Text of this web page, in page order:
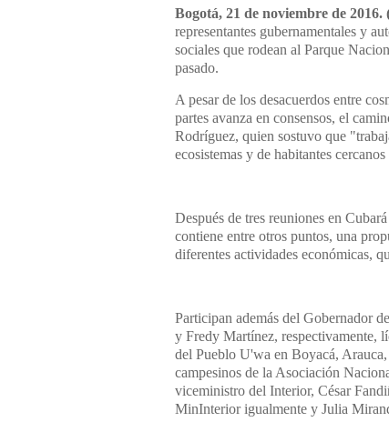
Bogotá, 21 de noviembre de 2016.
representantes gubernamentales y
sociales que rodean al Parque
pasado.
A pesar de los desacuerdos entre
partes avanza en consensos, el
Rodríguez, quien sostuvo que
ecosistemas y de habitantes
Después de tres reuniones en
contiene entre otros puntos, una
diferentes actividades económicas,
Participan además del Gobernador
y Fredy Martínez, respectivamente,
del Pueblo U'wa en Boyacá,
campesinos de la Asociación
viceministro del Interior, César
MinInterior igualmente y Julia